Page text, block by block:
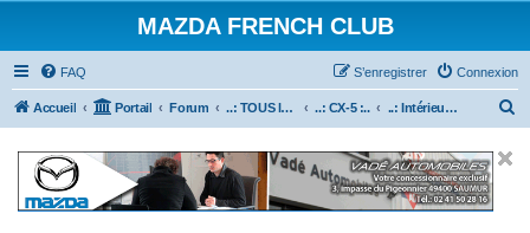
MAZDA FRENCH CLUB
FAQ Connexion
S’enregistrer
Accueil Portail Forum ..: TOUS les Véhicules MAZDA :.. ..: CX-5 :.. ..: Intérieur / Electronique (CX5) :..